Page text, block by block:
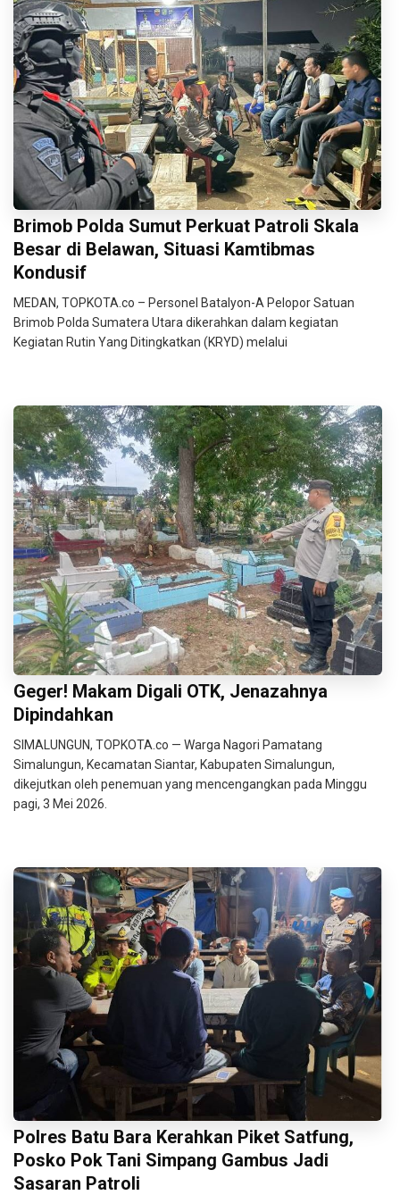
Brimob Polda Sumut Perkuat Patroli Skala
Besar di Belawan, Situasi Kamtibmas
Kondusif
MEDAN, TOPKOTA.co – Personel Batalyon-A Pelopor Satuan
Brimob Polda Sumatera Utara dikerahkan dalam kegiatan
Kegiatan Rutin Yang Ditingkatkan (KRYD) melalui
Geger! Makam Digali OTK, Jenazahnya
Dipindahkan
SIMALUNGUN, TOPKOTA.co — Warga Nagori Pamatang
Simalungun, Kecamatan Siantar, Kabupaten Simalungun,
dikejutkan oleh penemuan yang mencengangkan pada Minggu
pagi, 3 Mei 2026.
Polres Batu Bara Kerahkan Piket Satfung,
Posko Pok Tani Simpang Gambus Jadi
Sasaran Patroli